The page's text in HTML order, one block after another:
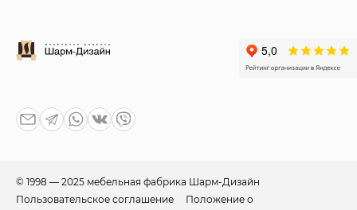
© 1998 — 2025 мебельная фабрика Шарм-Дизайн
Пользовательское соглашение
Положение о